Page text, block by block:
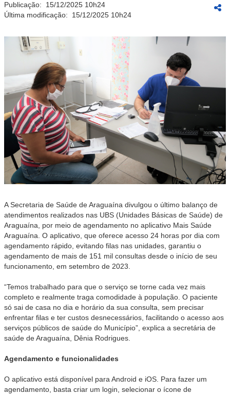
Publicação: 15/12/2025 10h24
Última modificação: 15/12/2025 10h24
A Secretaria de Saúde de Araguaína divulgou o último balanço de
atendimentos realizados nas UBS (Unidades Básicas de Saúde) de
Araguaína, por meio de agendamento no aplicativo Mais Saúde
Araguaína. O aplicativo, que oferece acesso 24 horas por dia com
agendamento rápido, evitando filas nas unidades, garantiu o
agendamento de mais de 151 mil consultas desde o início de seu
funcionamento, em setembro de 2023.
“Temos trabalhado para que o serviço se torne cada vez mais
completo e realmente traga comodidade à população. O paciente
só sai de casa no dia e horário da sua consulta, sem precisar
enfrentar filas e ter custos desnecessários, facilitando o acesso aos
serviços públicos de saúde do Município”, explica a secretária de
saúde de Araguaína, Dênia Rodrigues.
Agendamento e funcionalidades
O aplicativo está disponível para Android e iOS. Para fazer um
agendamento, basta criar um login, selecionar o ícone de